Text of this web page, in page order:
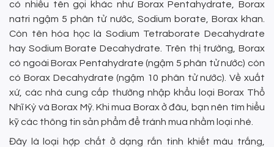
có nhiều tên gọi khác như Borax Pentahydrate, Borax
natri ngậm 5 phân tử nước, Sodium borate, Borax khan.
Còn tên hóa học là Sodium Tetraborate Decahydrate
hay Sodium Borate Decahydrate. Trên thị trường, Borax
có ngoài Borax Pentahydrate (ngậm 5 phân tử nước) còn
có Borax Decahydrate (ngậm 10 phân tử nước). Về xuất
xứ, các nhà cung cấp thường nhập khẩu loại Borax Thổ
Nhĩ Kỳ và Borax Mỹ. Khi mua Borax ở đâu, bạn nên tìm hiểu
kỹ các thông tin sản phẩm để tránh mua nhầm loại nhé.
Đây là loại hợp chất ở dạng rắn tinh khiết màu trắng,